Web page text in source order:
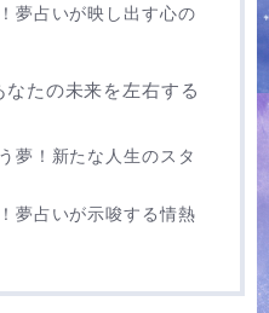
夢占いが映し出す心の
たの未来を左右する
夢！新たな人生のスタ
夢占いが示唆する情熱